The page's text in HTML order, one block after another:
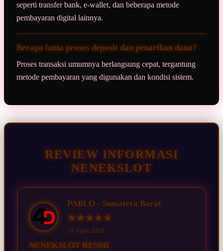
seperti transfer bank, e-wallet, dan beberapa metode
pembayaran digital lainnya.
Berapa lama proses deposit dan penarikan dana?
Proses transaksi umumnya berlangsung cepat, tergantung
metode pembayaran yang digunakan dan kondisi sistem.
REVIEW INFORMASI
NENEKSLOT
PABLO - Sumatera Barat
★★★★★
18 April 2026
NENEKSLOT RESMI